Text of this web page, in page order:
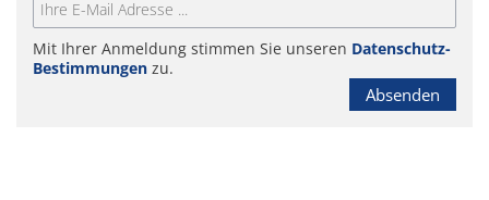
Mit Ihrer Anmeldung stimmen Sie unseren Datenschutz-
Bestimmungen zu.
Absenden